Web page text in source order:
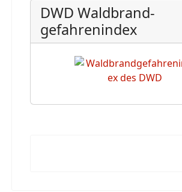
DWD Waldbrand-
gefahrenindex